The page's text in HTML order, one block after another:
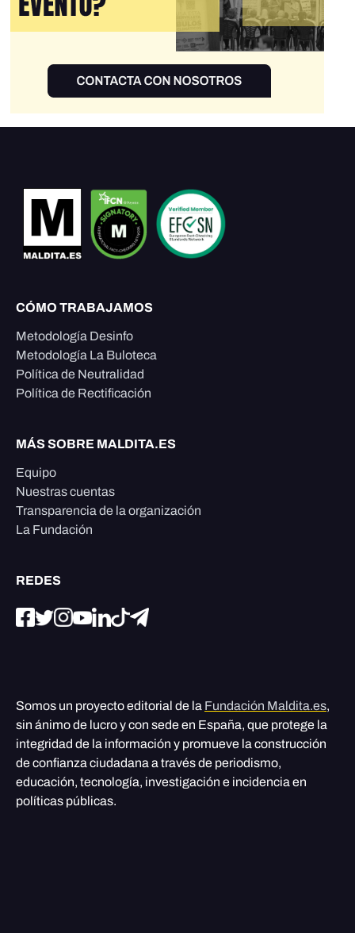
CÓMO TRABAJAMOS
Metodología Desinfo
Metodología La Buloteca
Política de Neutralidad
Política de Rectificación
MÁS SOBRE MALDITA.ES
Equipo
Nuestras cuentas
Transparencia de la organización
La Fundación
REDES
Somos un proyecto editorial de la Fundación Maldita.es,
sin ánimo de lucro y con sede en España, que protege la
integridad de la información y promueve la construcción
de confianza ciudadana a través de periodismo,
educación, tecnología, investigación e incidencia en
políticas públicas.